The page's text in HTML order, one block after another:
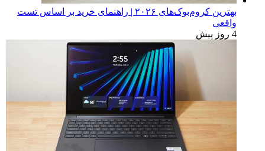
بهترین کروم‌بوک‌های ۲۰۲۶ | راهنمای خرید بر اساس تست
واقعی
4 روز پیش